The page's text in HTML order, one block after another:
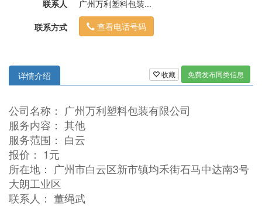
联系人
广州万利塑料包装...
联系方式
查看电话号码
收藏 免费发布同类信息
详情介绍
公司名称： 广州万利塑料包装有限公司
服务内容： 其他
服务范围： 白云
报价： 1元
所在地： 广州市白云区新市镇均禾街石马中达南3号
大朗工业区
联系人： 董绳武